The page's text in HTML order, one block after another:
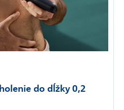
do dĺžky 0,2